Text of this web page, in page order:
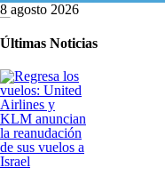
8 agosto 2026
Últimas Noticias